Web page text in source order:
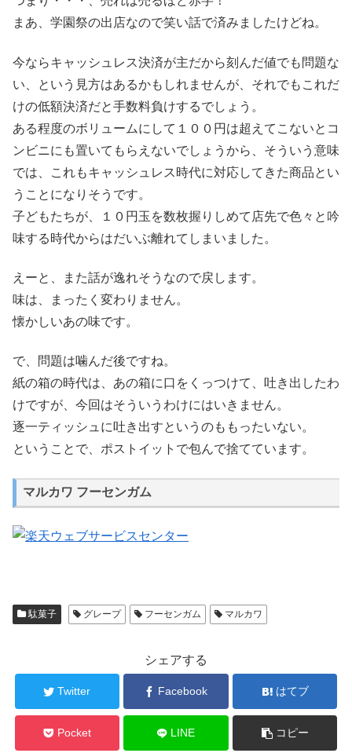
まあ、学園祭の出店なので笑い話で済みましたけどね。
今ならキャッシュレス決済が主だから刻んだ値でも問題な
い、という見方はあるかもしれませんが、それでもこれだ
けの低額決済だと手数料負けするでしょう。
ある程度のボリュームにして１００円は超えてこないとコ
ンビニにも置いてもらえないでしょうから、そういう意味
では、これもキャッシュレス時代に対応してきた商品とい
うことになりそうです。
子どもたちが、１０円玉を数枚握りしめて店先で色々と吟
味する時代からはだいぶ離れてしまいました。
えーと、また話が逸れそうなので戻します。
味は、まったく変わりません。
懐かしいあの味です。
で、問題は噛んだ後ですね。
紙の箱の時代は、あの箱に口をくっつけて、吐き出したわ
けですが、今回はそういうわけにはいきません。
逐一ティッシュに吐き出すというのももったいない。
ということで、ポストイットで包んで捨てています。
マルカワ フーセンガム
駄菓子 グレープ フーセンガム マルカワ
シェアする
Twitter Facebook はてブ
Pocket LINE コピー